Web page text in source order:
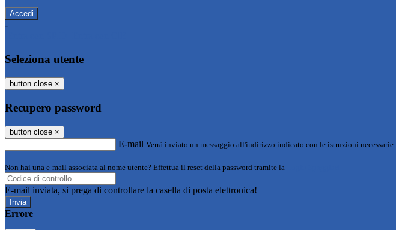
-
Seleziona utente
button close ×
Recupero password
button close ×
E-mail Verrà inviato un messaggio all'indirizzo indicato con le istruzioni necessarie.
Non hai una e-mail associata al nome utente? Effettua il reset della password tramite la
E-mail inviata, si prega di controllare la casella di posta elettronica!
Errore